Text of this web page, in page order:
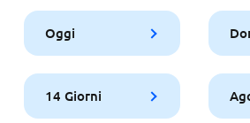
Oggi
14 Giorni